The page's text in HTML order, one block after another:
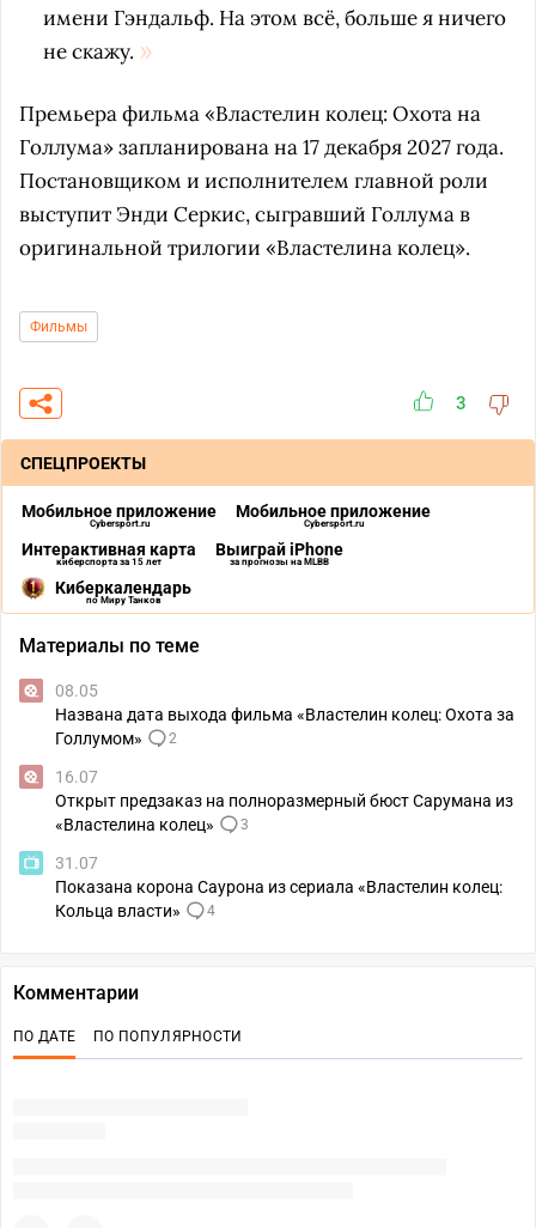
имени Гэндальф. На этом всё, больше я ничего
не скажу.
Премьера фильма «Властелин колец: Охота на
Голлума» запланирована на 17 декабря 2027 года.
Постановщиком и исполнителем главной роли
выступит Энди Серкис, сыгравший Голлума в
оригинальной трилогии «Властелина колец».
Фильмы
3
СПЕЦПРОЕКТЫ
Мобильное приложение
Cybersport.ru
Мобильное приложение
Cybersport.ru
Интерактивная карта
киберспорта за 15 лет
Выиграй iPhone
за прогнозы на MLBB
Киберкалендарь
по Миру Танков
Материалы по теме
08.05
Названа дата выхода фильма «Властелин колец: Охота за
Голлумом»
2
16.07
Открыт предзаказ на полноразмерный бюст Сарумана из
«Властелина колец»
3
31.07
Показана корона Саурона из сериала «Властелин колец:
Кольца власти»
4
Комментарии
ПО ДАТЕ ПО ПОПУЛЯРНОСТИ